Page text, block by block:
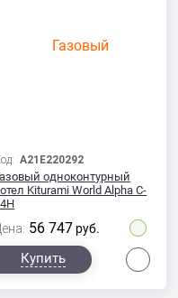
A21E220292
одноконтурный
Kiturami World Alpha C-
Цена: 56 747 руб.
Купить